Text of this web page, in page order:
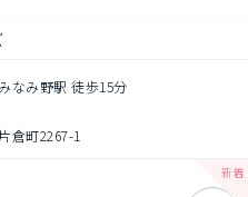
なみ野駅 徒歩15分
倉町2267-1